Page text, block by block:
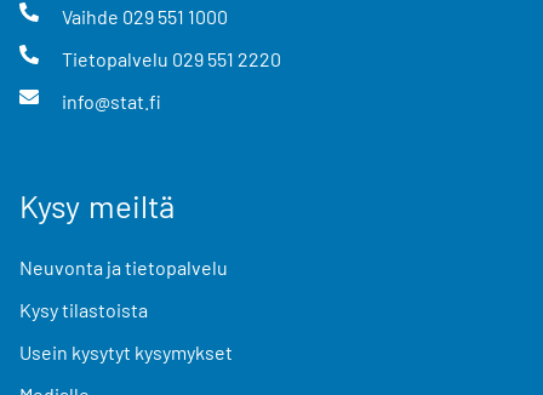
Vaihde 029 551 1000
Tietopalvelu 029 551 2220
info@stat.fi
Kysy meiltä
Neuvonta ja tietopalvelu
Kysy tilastoista
Usein kysytyt kysymykset